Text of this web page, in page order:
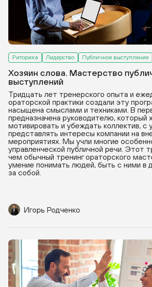
Деловая переписка
Публичное выступление
Коммуникация
Риторика Лидерство Публичное выступление
Хозяин слова. Мастерство
выступлений
Тридцать лет тренерского опыта и
ораторской практики создали эту
насыщена смыслами и техниками. В
предназначена руководителю, который
мотивировать и убеждать коллектив, с
представлять интересы компании на
мероприятиях. Мы учли многие
управленческой публичной речи. Этот
чем обычный тренинг ораторского
умение понимать людей, быть с ними в
за собой.
Игорь Родченко